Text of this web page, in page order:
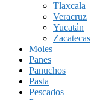
Tlaxcala
Veracruz
Yucatán
Zacatecas
Moles
Panes
Panuchos
Pasta
Pescados